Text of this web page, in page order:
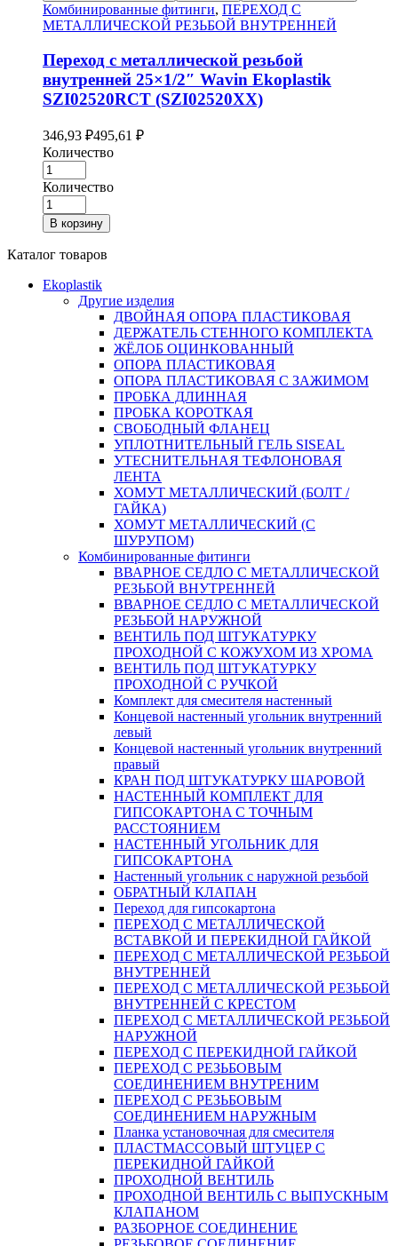
Комбинированные фитинги, ПЕРЕХОД С
МЕТАЛЛИЧЕСКОЙ РЕЗЬБОЙ ВНУТРЕННЕЙ
Переход с металлической резьбой
внутренней 25×1/2″ Wavin Ekoplastik
SZI02520RCT (SZI02520XX)
346,93 ₽495,61 ₽
Количество
Количество
В корзину
Каталог товаров
Ekoplastik
Другие изделия
ДВОЙНАЯ ОПОРА ПЛАСТИКОВАЯ
ДЕРЖАТЕЛЬ СТЕННОГО КОМПЛЕКТА
ЖЁЛОБ ОЦИНКОВАННЫЙ
ОПОРА ПЛАСТИКОВАЯ
ОПОРА ПЛАСТИКОВАЯ С ЗАЖИМОМ
ПРОБКА ДЛИННАЯ
ПРОБКА КОРОТКАЯ
СВОБОДНЫЙ ФЛАНЕЦ
УПЛОТНИТЕЛЬНЫЙ ГЕЛЬ SISEAL
УТЕСНИТЕЛЬНАЯ ТЕФЛОНОВАЯ
ЛЕНТА
ХОМУТ МЕТАЛЛИЧЕСКИЙ (БОЛТ /
ГАЙКА)
ХОМУТ МЕТАЛЛИЧЕСКИЙ (С
ШУРУПОМ)
Комбинированные фитинги
ВВАРНОЕ СЕДЛО С МЕТАЛЛИЧЕСКОЙ
РЕЗЬБОЙ ВНУТРЕННЕЙ
ВВАРНОЕ СЕДЛО С МЕТАЛЛИЧЕСКОЙ
РЕЗЬБОЙ НАРУЖНОЙ
ВЕНТИЛЬ ПОД ШТУКАТУРКУ
ПРОХОДНОЙ С КОЖУХОМ ИЗ ХРОМА
ВЕНТИЛЬ ПОД ШТУКАТУРКУ
ПРОХОДНОЙ С РУЧКОЙ
Комплект для смесителя настенный
Концевой настенный угольник внутренний
левый
Концевой настенный угольник внутренний
правый
КРАН ПОД ШТУКАТУРКУ ШАРОВОЙ
НАСТЕННЫЙ КОМПЛЕКТ ДЛЯ
ГИПСОКАРТОНA С ТОЧНЫМ
РАССТОЯНИЕМ
НАСТЕННЫЙ УГОЛЬНИК ДЛЯ
ГИПСОКАРТОНА
Настенный угольник с наружной резьбой
ОБРАТНЫЙ КЛАПАН
Переход для гипсокартона
ПЕРЕХОД С МЕТАЛЛИЧЕСКОЙ
ВСТАВКОЙ И ПЕРЕКИДНОЙ ГАЙКОЙ
ПЕРЕХОД С МЕТАЛЛИЧЕСКОЙ РЕЗЬБОЙ
ВНУТРЕННЕЙ
ПЕРЕХОД С МЕТАЛЛИЧЕСКОЙ РЕЗЬБОЙ
ВНУТРЕННЕЙ С КРЕСТОМ
ПЕРЕХОД С МЕТАЛЛИЧЕСКОЙ РЕЗЬБОЙ
НАРУЖНОЙ
ПЕРЕХОД С ПЕРЕКИДНОЙ ГАЙКОЙ
ПЕРЕХОД С РЕЗЬБОВЫМ
СОЕДИНЕНИЕМ ВНУТРЕНИМ
ПЕРЕХОД С РЕЗЬБОВЫМ
СОЕДИНЕНИЕМ НАРУЖНЫМ
Планка установочная для смесителя
ПЛАСТМАССОВЫЙ ШТУЦЕР С
ПЕРЕКИДНОЙ ГАЙКОЙ
ПРОХОДНОЙ ВЕНТИЛЬ
ПРОХОДНОЙ ВЕНТИЛЬ С ВЫПУСКНЫМ
КЛАПАНОМ
РАЗБОРНОЕ СОЕДИНЕНИЕ